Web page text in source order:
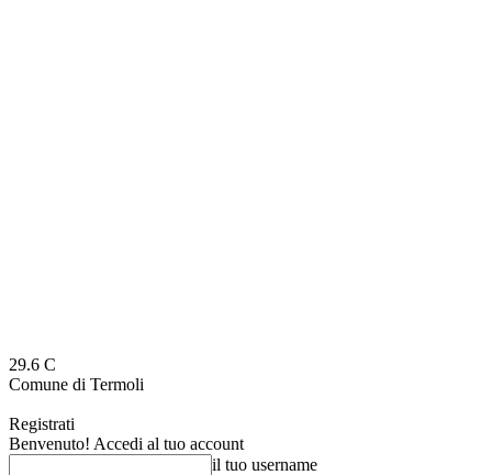
29.6 C
Comune di Termoli
Registrati
Benvenuto! Accedi al tuo account
il tuo username